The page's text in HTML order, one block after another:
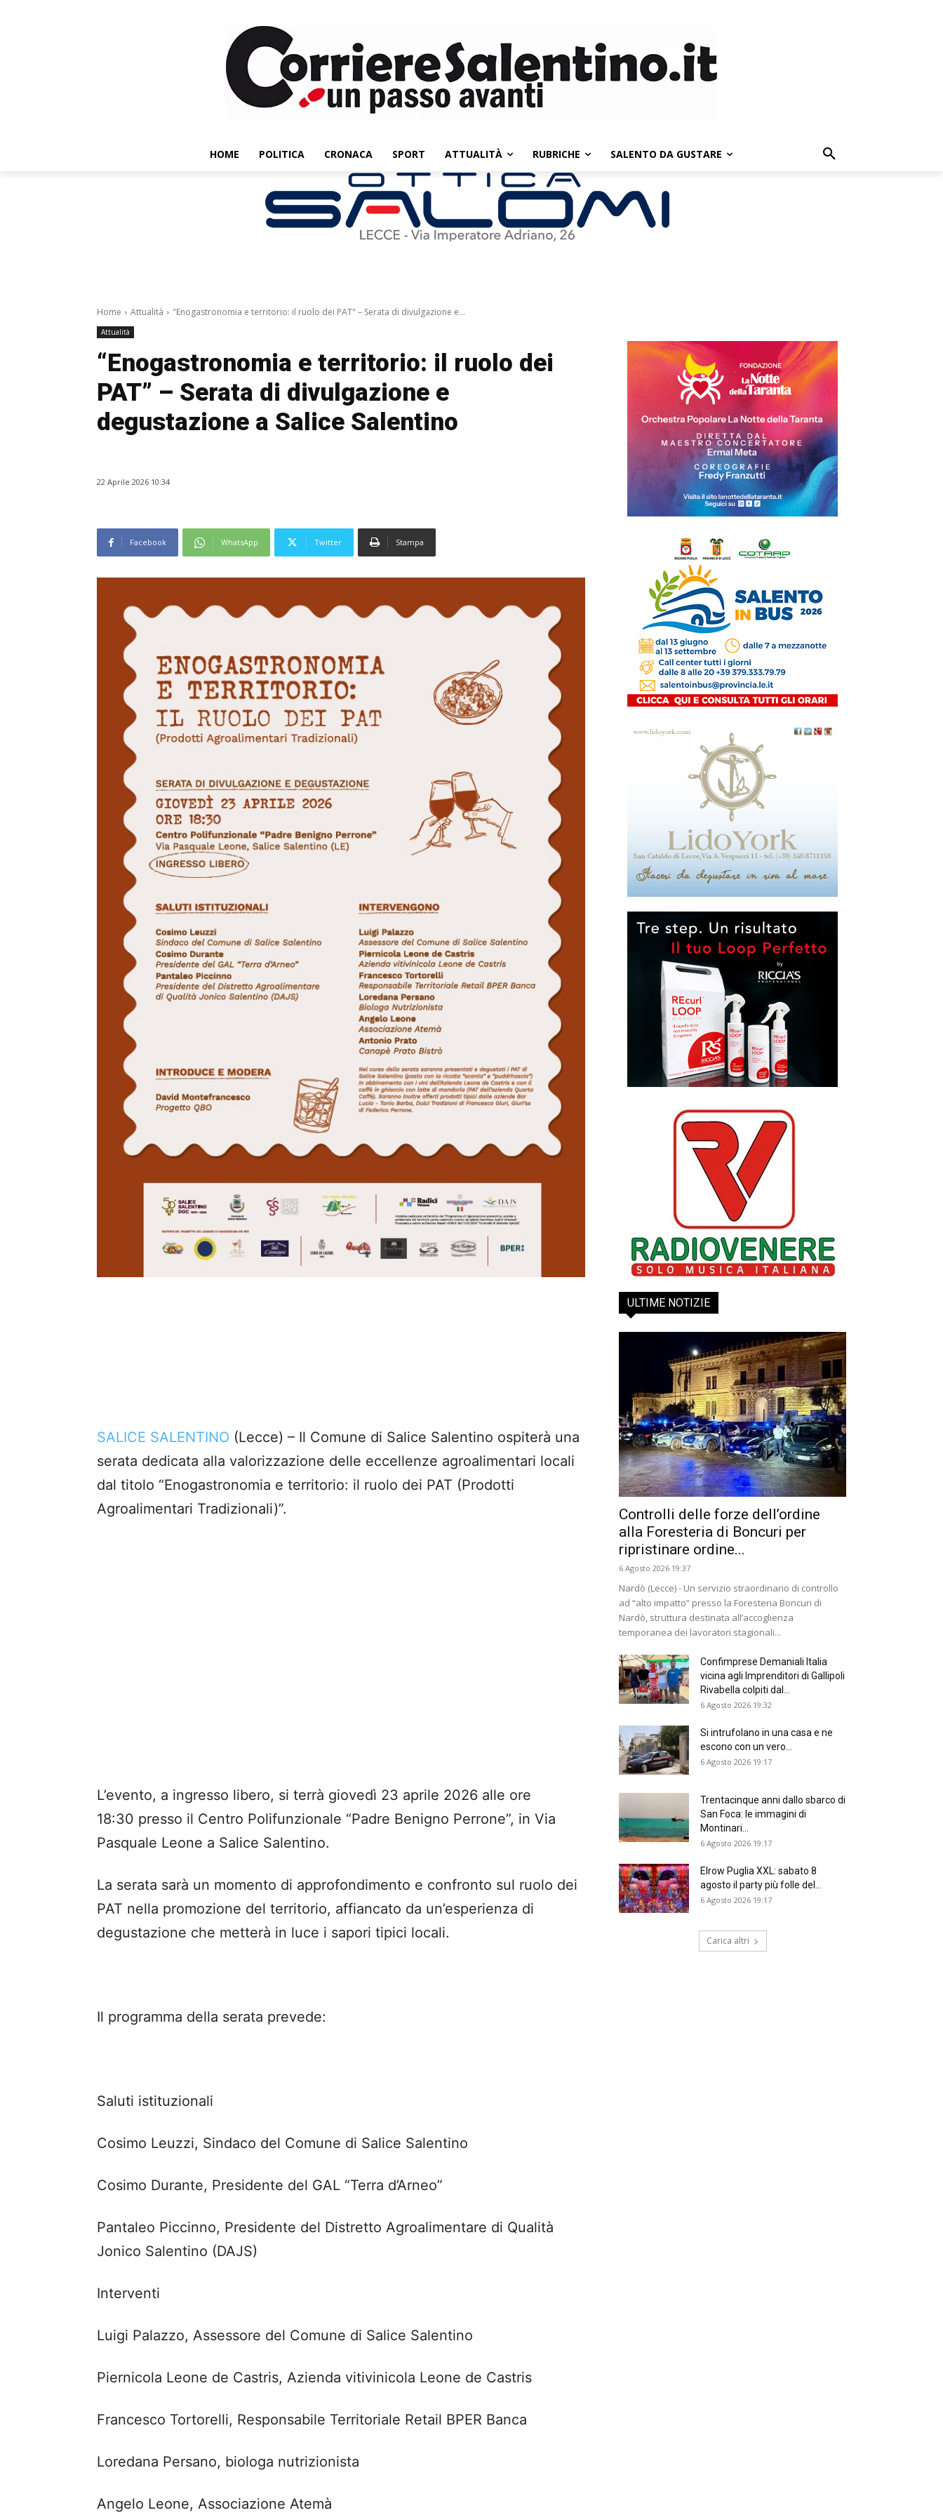
HOME POLITICA CRONACA SPORT ATTUALITÀ RUBRICHE SALENTO DA GUSTARE
Home Attualità "Enogastronomia e territorio: il ruolo dei PAT" – Serata di divulgazione e...
Attualità
“Enogastronomia e territorio: il ruolo dei
PAT” – Serata di divulgazione e
degustazione a Salice Salentino
22 Aprile 2026 10:34
Facebook WhatsApp Twitter Stampa
SALICE SALENTINO (Lecce) – Il Comune di Salice Salentino ospiterà una
serata dedicata alla valorizzazione delle eccellenze agroalimentari locali
dal titolo “Enogastronomia e territorio: il ruolo dei PAT (Prodotti
Agroalimentari Tradizionali)”.
L’evento, a ingresso libero, si terrà giovedì 23 aprile 2026 alle ore
18:30 presso il Centro Polifunzionale “Padre Benigno Perrone”, in Via
Pasquale Leone a Salice Salentino.
La serata sarà un momento di approfondimento e confronto sul ruolo dei
PAT nella promozione del territorio, affiancato da un’esperienza di
degustazione che metterà in luce i sapori tipici locali.
Il programma della serata prevede:
Saluti istituzionali
Cosimo Leuzzi, Sindaco del Comune di Salice Salentino
Cosimo Durante, Presidente del GAL “Terra d’Arneo”
Pantaleo Piccinno, Presidente del Distretto Agroalimentare di Qualità
Jonico Salentino (DAJS)
Interventi
Luigi Palazzo, Assessore del Comune di Salice Salentino
Piernicola Leone de Castris, Azienda vitivinicola Leone de Castris
Francesco Tortorelli, Responsabile Territoriale Retail BPER Banca
Loredana Persano, biologa nutrizionista
Angelo Leone, Associazione Atemà
ULTIME NOTIZIE
Controlli delle forze dell’ordine
alla Foresteria di Boncuri per
ripristinare ordine...
6 Agosto 2026 19:37
Nardò (Lecce) - Un servizio straordinario di controllo
ad “alto impatto” presso la Foresteria Boncuri di
Nardò, struttura destinata all’accoglienza
temporanea dei lavoratori stagionali...
Confimprese Demaniali Italia
vicina agli Imprenditori di Gallipoli
Rivabella colpiti dal...
6 Agosto 2026 19:32
Si intrufolano in una casa e ne
escono con un vero...
6 Agosto 2026 19:17
Trentacinque anni dallo sbarco di
San Foca: le immagini di
Montinari...
6 Agosto 2026 19:17
Elrow Puglia XXL: sabato 8
agosto il party più folle del...
6 Agosto 2026 19:17
Carica altri